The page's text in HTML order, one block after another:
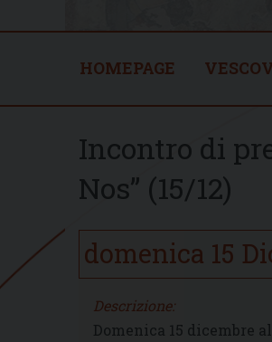
HOMEPAGE
Incontro di
Nos” (15/12)
domenica 15
Descrizione:
Domenica 15 dicembre